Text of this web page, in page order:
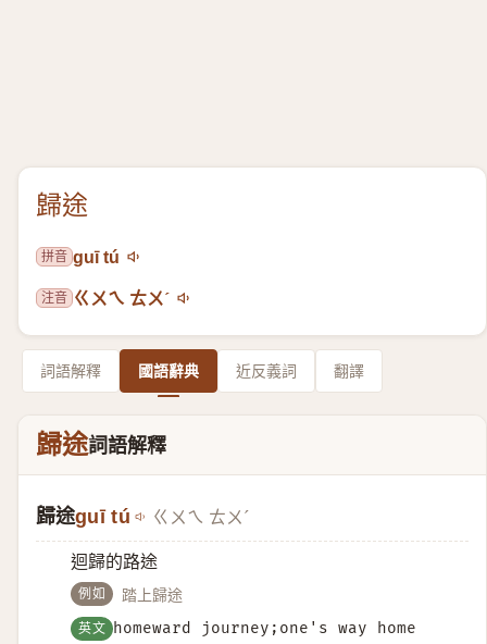
歸途
拼音 guī tú
注音 ㄍㄨㄟ ㄊㄨˊ
詞語解釋 國語辭典 近反義詞 翻譯
歸途詞語解釋
歸途guī tú ㄍㄨㄟ ㄊㄨˊ
迴歸的路途
例如 踏上歸途
英文 homeward journey;one's way home